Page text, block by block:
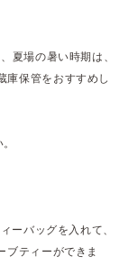
夏場の暑い時期は、
庫保管をおすすめし
ーバッグを入れて、
ティーができま